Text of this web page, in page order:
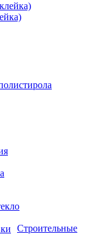
Строительные